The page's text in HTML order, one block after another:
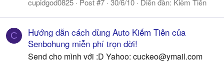
C
Hướng dẫn cách dùng Auto Kiếm Tiên của
Senbohung miễn phí trọn đời!
Send cho mình với :D Yahoo: cuckeo@ymail.com